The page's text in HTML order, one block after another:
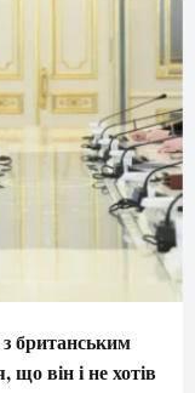
британським
він і не хотів